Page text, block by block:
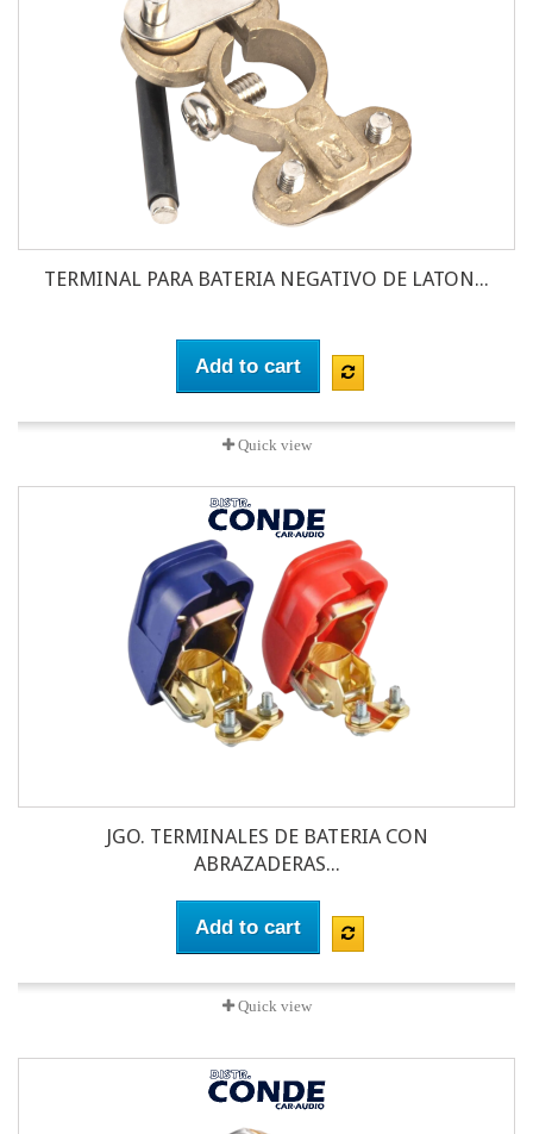
TERMINAL PARA BATERIA NEGATIVO DE LATON...
Add to cart
Quick view
JGO. TERMINALES DE BATERIA CON
ABRAZADERAS...
Add to cart
Quick view